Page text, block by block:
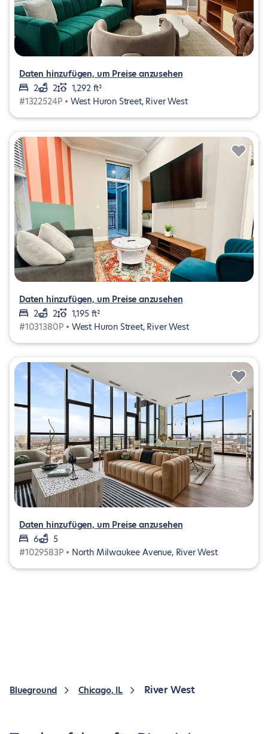
Daten hinzufügen, um Preise anzusehen
2
2
1,292 ft²
#1322524P • West Huron Street, River West
Daten hinzufügen, um Preise anzusehen
2
2
1,195 ft²
#1031380P • West Huron Street, River West
Daten hinzufügen, um Preise anzusehen
6
5
#1029583P • North Milwaukee Avenue, River West
Blueground Chicago, IL River West